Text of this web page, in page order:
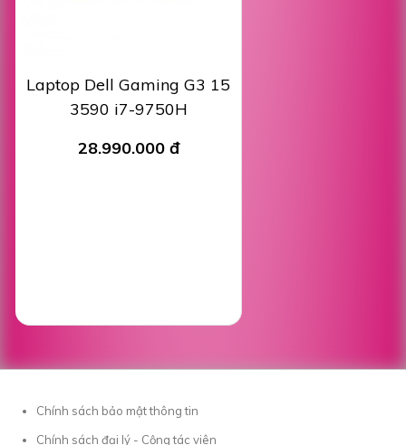
Laptop Dell Gaming G3 15
3590 i7-9750H
28.990.000 đ
Chính sách bảo mật thông tin
Chính sách đại lý - Cộng tác viên